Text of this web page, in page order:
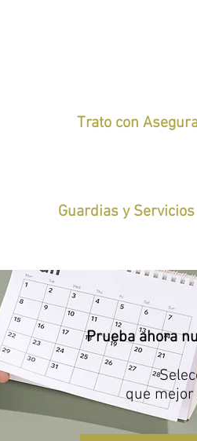
Trato con
Guardias y
Prueba ahora
que mejor